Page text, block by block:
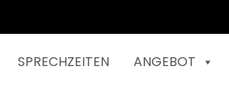
SPRECHZEITEN ANGEBOT